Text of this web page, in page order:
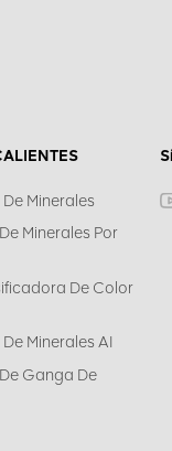
Minerales
Minerales Por
De Color
Minerales AI
Ganga De